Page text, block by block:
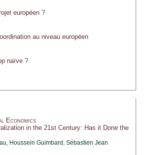
européen ?
au niveau européen
naïve ?
Economics
in the 21st Century: Has it Done the
, Houssein Guimbard , Sébastien Jean